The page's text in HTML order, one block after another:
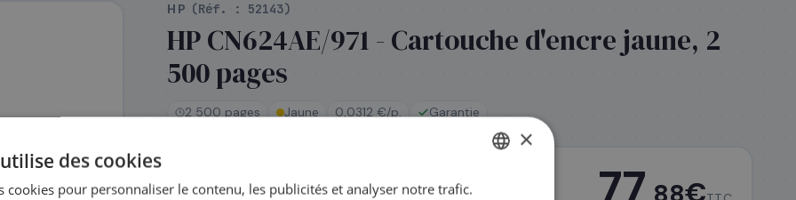
HP (Réf. : 52143)
HP CN624AE/971 - Cartouche d'encre jaune, 2
500 pages
2 500 pages Jaune 0,0312 €/p. Garantie
Expédié le jour même —
77
×
des cookies
cookies pour personnaliser le contenu, les publicités et analyser notre trafic.